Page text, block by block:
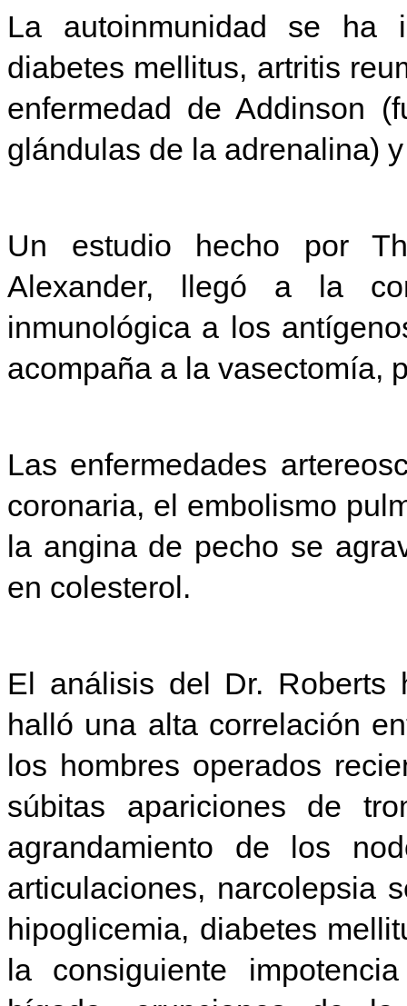
La autoinmunidad se ha
diabetes mellitus, artritis
enfermedad de Addinson
glándulas de la adrenalina)
Un estudio hecho por
Alexander, llegó a la
inmunológica a los
acompaña a la vasectomía,
Las enfermedades
coronaria, el embolismo
la angina de pecho se
en colesterol.
El análisis del Dr. Roberts
halló una alta correlación
los hombres operados
súbitas apariciones de
agrandamiento de los
articulaciones, narcolepsia
hipoglicemia, diabetes
la consiguiente